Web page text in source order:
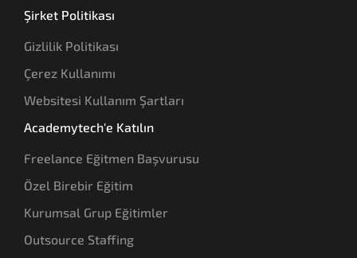
Şirket Politikası
Gizlilik Politikası
Çerez Kullanımı
Websitesi Kullanım Şartları
Academytech'e Katılın
Freelance Eğitmen Başvurusu
Özel Birebir Eğitim
Kurumsal Grup Eğitimler
Outsource Staffing